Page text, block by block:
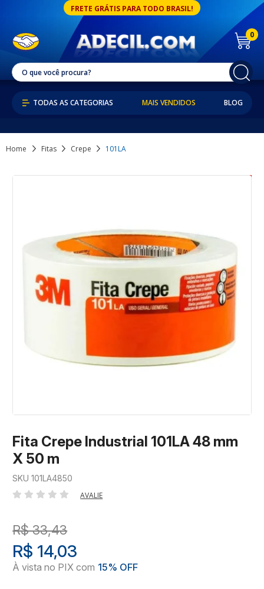
FRETE GRÁTIS PARA TODO BRASIL!
0
MAIS VENDIDOS BLOG
Home Fitas Crepe 101LA
Fita Crepe Industrial 101LA 48 mm
X 50 m
SKU 101LA4850
AVALIE
R$ 33,43
R$ 14,03